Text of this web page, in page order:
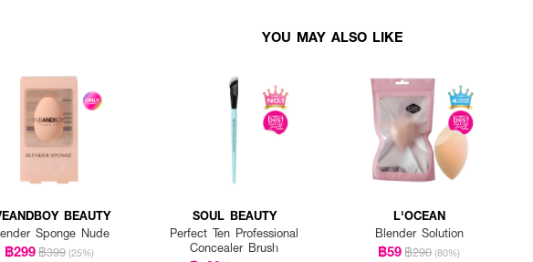
YOU MAY ALSO LIKE
BEAUTY
Sponge Nude
฿299฿399 (25%)
SOUL BEAUTY
Perfect Ten Professional
Concealer Brush
L'OCEAN
Blender Solution
฿59฿290 (80%)